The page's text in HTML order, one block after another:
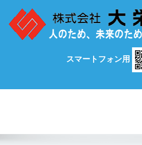
スマートフォン用